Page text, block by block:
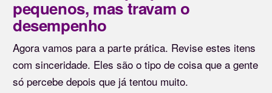
pequenos, mas travam o
desempenho
Agora vamos para a parte prática. Revise estes itens
com sinceridade. Eles são o tipo de coisa que a gente
só percebe depois que já tentou muito.